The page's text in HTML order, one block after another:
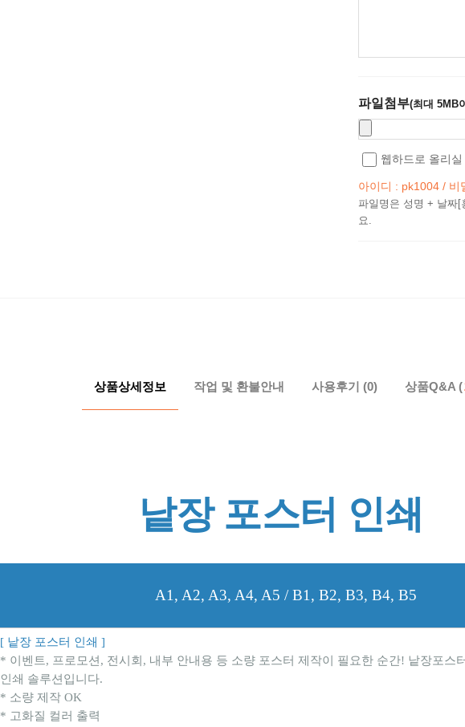
파일첨부(최대 5MB
웹하드로 올리
아이디 : pk1004 / 비
파일명은 성명 + 날짜[
요.
상품상세정보 작업 및 환불안내 사용후기 (0) 상품Q&A (
낱장 포스터 인쇄
A1, A2, A3, A4, A5 / B1, B2, B3, B4, B5
[ 낱장 포스터 인쇄 ]
* 이벤트, 프로모션, 전시회, 내부 안내용 등 소량 포스터 제작이 필요한 순간! 낱장포
인쇄 솔루션입니다.
* 소량 제작 OK
* 고화질 컬러 출력